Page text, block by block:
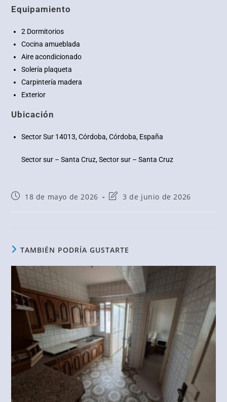
Equipamiento
2 Dormitorios
Cocina amueblada
Aire acondicionado
Solería plaqueta
Carpintería madera
Exterior
Ubicación
Sector Sur 14013, Córdoba, Córdoba, España
Sector sur – Santa Cruz, Sector sur – Santa Cruz
18 de mayo de 2026 3 de junio de 2026
TAMBIÉN PODRÍA GUSTARTE